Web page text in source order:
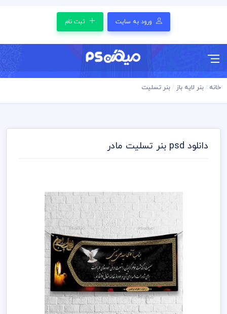
ورود به سایت ثبت نام
خانه بنر لایه باز بنر تسلیت
دانلود psd بنر تسلیت مادر